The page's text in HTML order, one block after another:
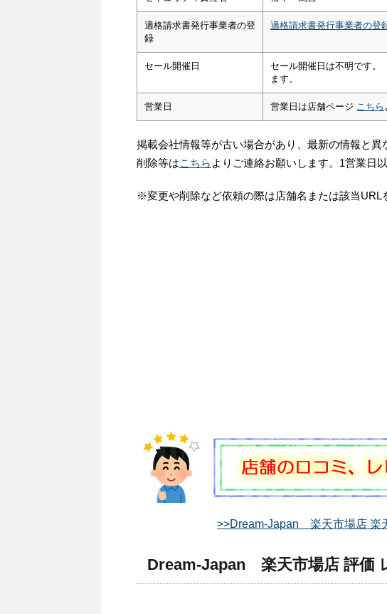
適格請求書発行事業者の登
録
適格請求書発行事業者の登
セール開催日 セール開催日は不明です
ます。
営業日 営業日は店舗ページ こちら
掲載会社情報等が古い場合があり、最新の情報と異
削除等はこちら よりご連絡お願いします。1営業日
※変更や削除など依頼の際は店舗名または該当URL
>>Dream-Japan 楽天市場店 楽
Dream-Japan 楽天市場店 評価